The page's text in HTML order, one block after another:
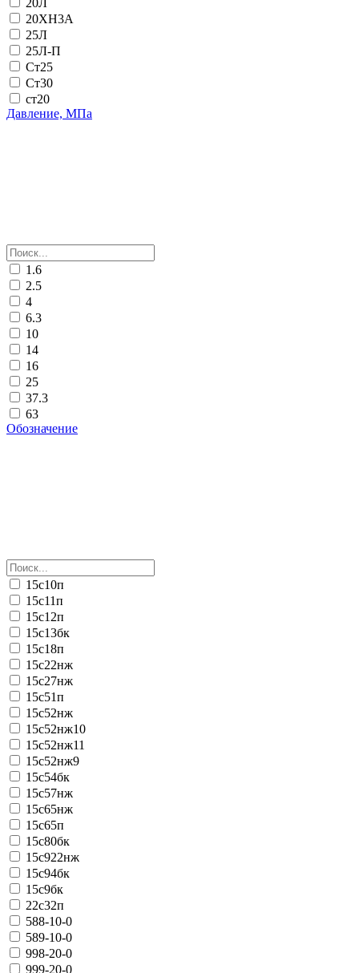
20ХН3А
25Л
25Л-П
Ст25
Ст30
ст20
Давление, МПа
1.6
2.5
4
6.3
10
14
16
25
37.3
63
Обозначение
15с10п
15с11п
15с12п
15с13бк
15с18п
15с22нж
15с27нж
15с51п
15с52нж
15с52нж10
15с52нж11
15с52нж9
15с54бк
15с57нж
15с65нж
15с65п
15с80бк
15с922нж
15с94бк
15с9бк
22с32п
588-10-0
589-10-0
998-20-0
999-20-0